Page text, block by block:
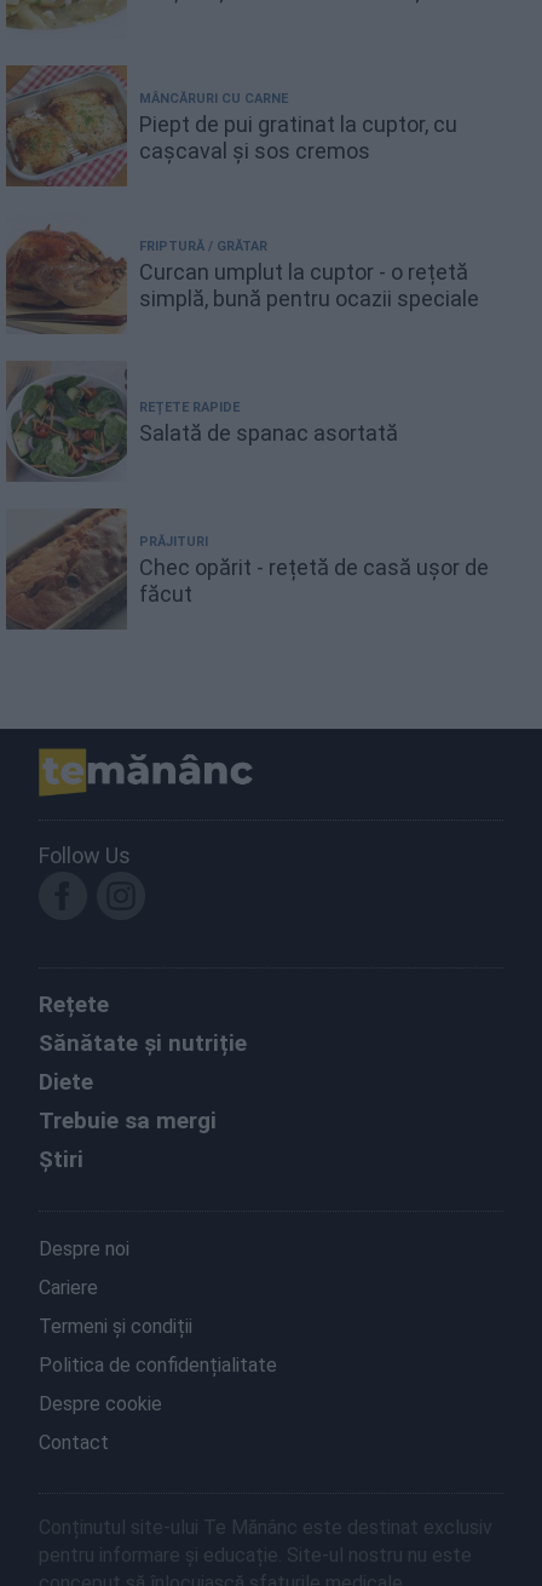
MÂNCĂRURI CU CARNE
Piept de pui gratinat la cuptor, cu
cașcaval și sos cremos
FRIPTURĂ / GRĂTAR
Curcan umplut la cuptor - o rețetă
simplă, bună pentru ocazii speciale
REȚETE RAPIDE
Salată de spanac asortată
PRĂJITURI
Chec opărit - rețetă de casă ușor de
făcut
Follow Us
Rețete
Sănătate și nutriție
Diete
Trebuie sa mergi
Știri
Despre noi
Cariere
Termeni și condiții
Politica de confidențialitate
Despre cookie
Contact
Conținutul site-ului Te Mănânc este destinat exclusiv
pentru informare și educație. Site-ul nostru nu este